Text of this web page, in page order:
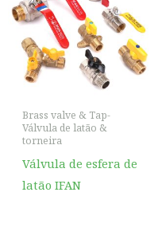
Brass valve & Tap-
Válvula de latão &
torneira
Válvula de esfera de
latão IFAN